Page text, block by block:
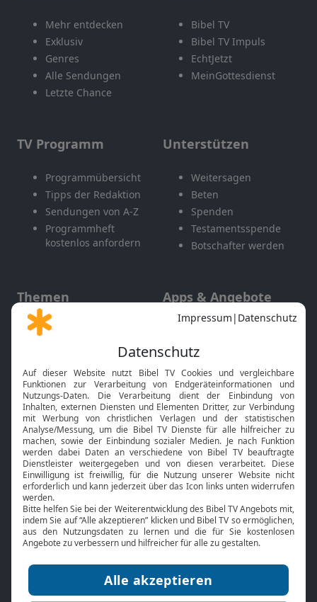
Mehr entdecken
Exklusiv
Genres
Alle Sendungen
Letzte Chance
Bibel TV
Bibel TV Impuls
EchtJetzt
MeinGottesdienst
TV Programm
Programmübersicht
Tipps der Redaktion
Sendungen von A-Z
Programmheft
kostenlos anfordern
Unterstützen
Weitersagen
Beten
Spenden
Testamentsspende
Botschafter werden
Themen
Gott und Bibel erklärt
Neuigkeiten
Apps & Angebote
Mobile App
Smart TV
HbbTV
Bibelthek Online-Bibel
Nächster Gottesdienst
Bibel TV
Über uns
Jobs
Mediadaten
Service
Kontakt
TV-Empfang